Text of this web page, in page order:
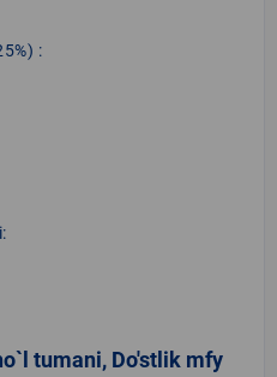
:
tumani, Do'stlik mfy